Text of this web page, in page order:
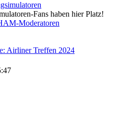
Fans haben hier Platz!
Moderatoren
Airliner Treffen 2024